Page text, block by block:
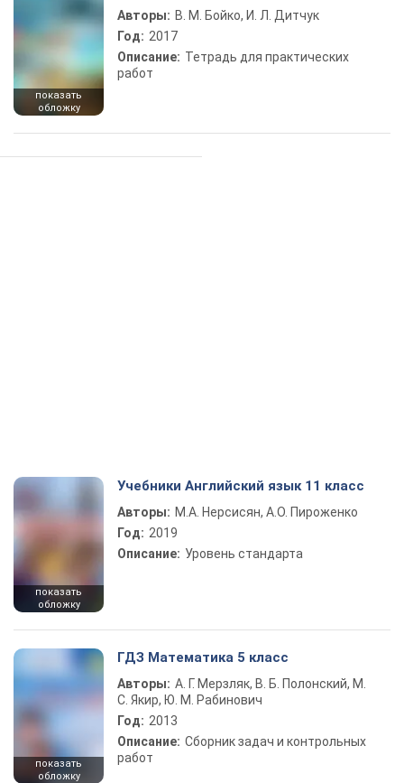
показать
обложку
Авторы: В. М. Бойко, И. Л. Дитчук
Год: 2017
Описание: Тетрадь для практических
работ
показать
обложку
Учебники Английский язык 11 класс
Авторы: М.А. Нерсисян, А.О. Пироженко
Год: 2019
Описание: Уровень стандарта
показать
обложку
ГДЗ Математика 5 класс
Авторы: А. Г. Мерзляк, В. Б. Полонский, М.
С. Якир, Ю. М. Рабинович
Год: 2013
Описание: Сборник задач и контрольных
работ